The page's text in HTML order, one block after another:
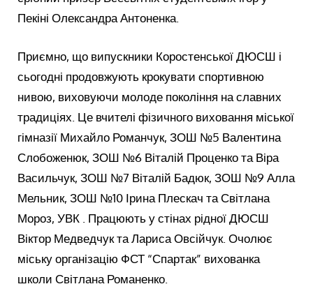
Пекіні Олександра Антоненка.
Приємно, що випускники Коростенської ДЮСШ і
сьогодні продовжують крокувати спортивною
нивою, виховуючи молоде покоління на славних
традиціях. Це вчителі фізичного виховання міської
гімназії Михайло Романчук, ЗОШ №5 Валентина
Слобоженюк, ЗОШ №6 Віталій Проценко та Віра
Васильчук, ЗОШ №7 Віталій Бадюк, ЗОШ №9 Алла
Мельник, ЗОШ №10 Ірина Плескач та Світлана
Мороз, УВК . Працюють у стінах рідної ДЮСШ
Віктор Медведчук та Лариса Овсійчук. Очолює
міську організацію ФСТ “Спартак” вихованка
школи Світлана Романенко.